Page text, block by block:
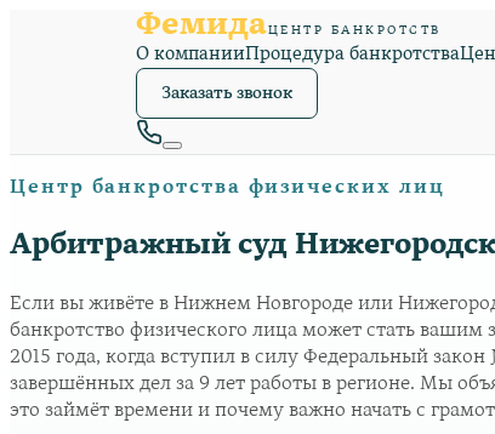
ФемидаЦЕНТР БАНКРОТСТВ
О компанииПроцедура банкротства
Заказать звонок
Центр банкротства физических лиц
Арбитражный суд
Если вы живёте в Нижнем Новгороде или
банкротство физического лица может стать
2015 года, когда вступил в силу Федеральный
завершённых дел за 9 лет работы в регионе. Мы
это займёт времени и почему важно начать с